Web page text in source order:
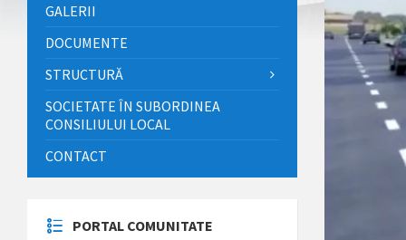
GALERII
DOCUMENTE
STRUCTURĂ
SOCIETATE ÎN SUBORDINEA
CONSILIULUI LOCAL
CONTACT
PORTAL COMUNITATE